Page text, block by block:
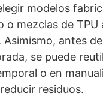
modelos
o mezclas de TPU
Asimismo, antes
se puede
o en
residuos.